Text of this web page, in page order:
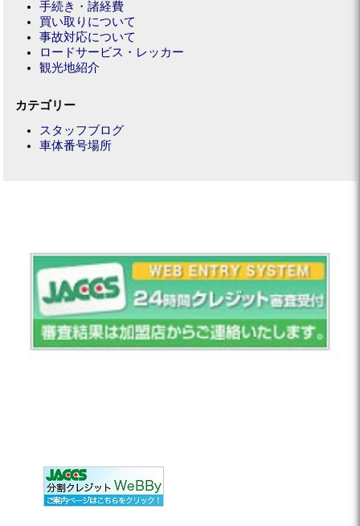
手続き・諸経費
買い取りについて
事故対応について
ロードサービス・レッカー
観光地紹介
カテゴリー
スタッフブログ
車体番号場所